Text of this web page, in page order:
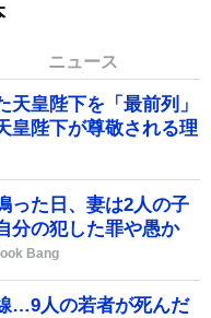
ニュース
皇陛下を「最前列」
陛下が尊敬される理
った日、妻は2人の子
分の犯した罪や愚か
Bang
…9人の若者が死んだ